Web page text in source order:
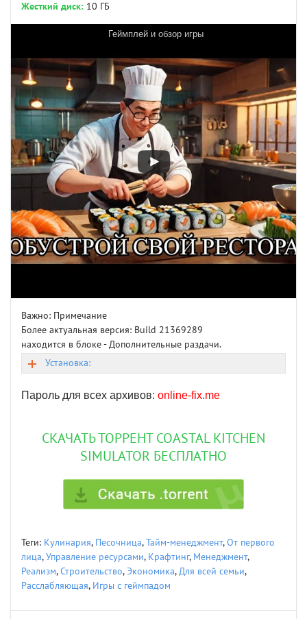
Жесткий диск: 10 ГБ
Геймплей и обзор игры
Важно: Примечание
Более актуальная версия: Build 21369289
находится в блоке - Дополнительные раздачи.
Установка:
Пароль для всех архивов: online-fix.me
СКАЧАТЬ ТОРРЕНТ COASTAL KITCHEN
SIMULATOR БЕСПЛАТНО
Теги: Кулинария, Песочница,Тайм-менеджмент,От первого
лица,Управление ресурсами, Крафтинг, Менеджмент,
Реализм,Строительство,Экономика,Для всей семьи,
Расслабляющая, Игры с геймпадом